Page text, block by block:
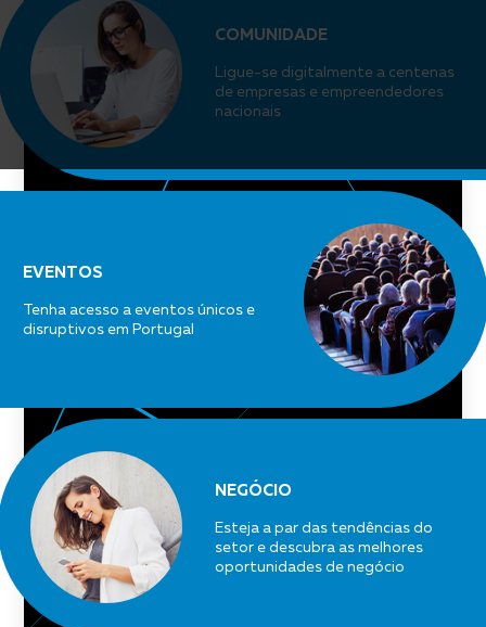
COMUNIDADE
Ligue-se digitalmente a centenas
de empresas e empreendedores
nacionais
EVENTOS
Tenha acesso a eventos únicos e
disruptivos em Portugal
NEGÓCIO
Esteja a par das tendências do
setor e descubra as melhores
oportunidades de negócio